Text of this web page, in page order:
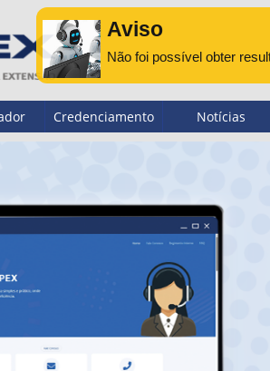
Credenciamento Notícias
Aviso
Não foi possível obter